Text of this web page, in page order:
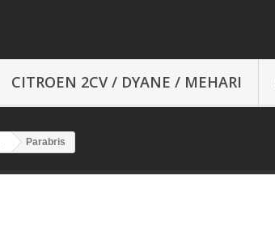
CITROEN 2CV / DYANE / MEHARI
Parabris